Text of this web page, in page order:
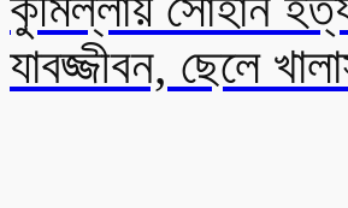
যাবজ্জীবন, ছেলে